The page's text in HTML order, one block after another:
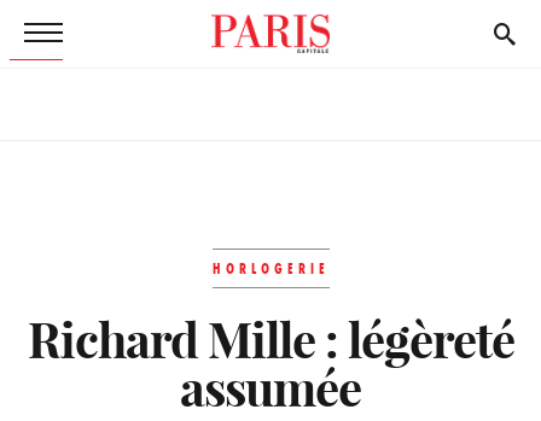
HORLOGERIE
Richard Mille : légèreté
assumée